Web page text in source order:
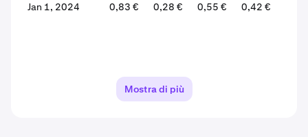
Jan 1, 2024 0,83 € 0,28 € 0,55 € 0,42 €
Mostra di più